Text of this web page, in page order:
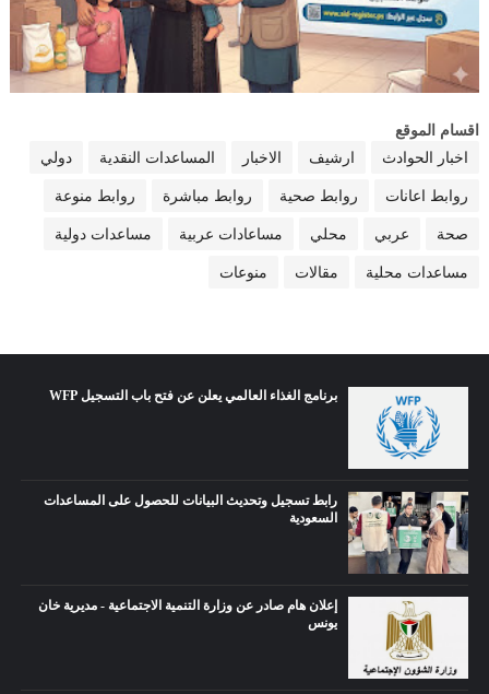
اقسام الموقع
اخبار الحوادث
ارشيف الاخبار المساعدات النقدية دولي
روابط اعانات روابط صحية روابط مباشرة روابط منوعة
صحة عربي محلي مساعادات عربية مساعدات دولية
مساعدات محلية مقالات منوعات
برنامج الغذاء العالمي يعلن عن فتح باب التسجيل WFP
رابط تسجيل وتحديث البيانات للحصول على المساعدات
السعودية
إعلان هام صادر عن وزارة التنمية الاجتماعية - مديرية خان
يونس